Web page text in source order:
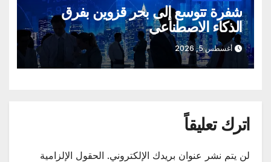
شفرة تتوسع إلى بحر قزوين بفرق
الذكاء الاصطناعي
أغسطس 5, 2026
اترك تعليقاً
لن يتم نشر عنوان بريدك الإلكتروني. الحقول الإلزامية